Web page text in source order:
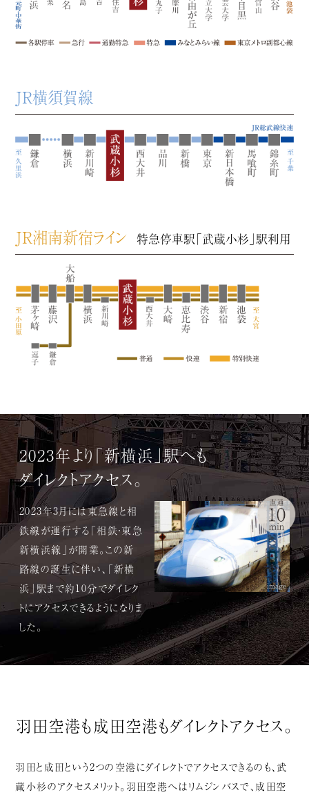
JR横須賀線
JR湘南新宿ライン 特急停車駅「武蔵小杉」駅利用
2023年より「新横浜」駅へも
ダイレクトアクセス。
2023年3月には東急線と相
鉄線が運行する「相鉄・東急
新横浜線」が開業。この新
路線の誕生に伴い、「新横
浜」駅まで約10分でダイレク
トにアクセスできるようになりま
した。
image
羽田空港も成田空港もダイレクトアクセス。
羽田と成田という2つの空港にダイレクトでアクセスできるのも、武
蔵小杉のアクセスメリット。羽田空港へはリムジンバスで、成田空